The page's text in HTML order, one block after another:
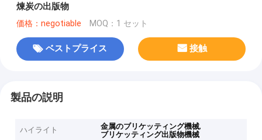
煉炭の出版物
価格：negotiable MOQ：1 セット
ベストプライス 接触
製品の説明
ハイライト 金属のブリケッティング機械,
ブリケッティング出版物機械